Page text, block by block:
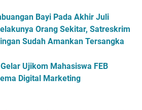
Bayi Pada Akhir Juli
Orang Sekitar, Satreskrim
Sudah Amankan Tersangka
Ujikom Mahasiswa FEB
Digital Marketing